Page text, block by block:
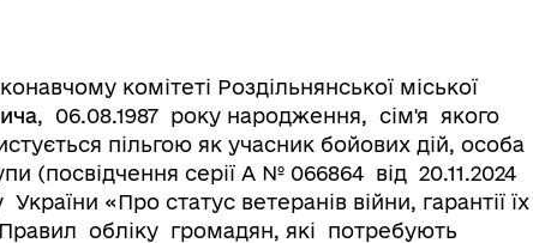
комітеті Роздільнянської міської
, 06.08.1987 року народження, сім'я якого
пільгою як учасник бойових дій, особа
(посвідчення серії А № 066864 від 20.11.2024
«Про статус ветеранів війни, гарантії їх
обліку громадян, які потребують